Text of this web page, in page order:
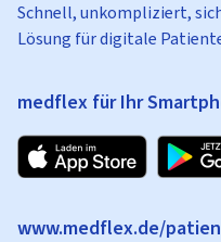
Schnell, unkompliziert,
Lösung für digitale
medflex für Ihr
www.medflex.de/